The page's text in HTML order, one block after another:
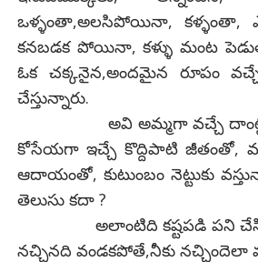
ఒళ్ళంతా,అలసిపోయినా, కళ్ళంతా,
కనబడక పోయినా, కళ్ళు మంట
ఓక చక్కనైన,అందమైన రూపం
చేస్తున్నారు.
అవి అమ్మగా వచ్చే దాంట్లో,
కోసేయగా ఇచ్చే కొద్దిపాటి జీతంతో,
ఆదాయంతో, కుటుంబం నెట్టుకు
తెలుసు కదా ?
అలాంటిది కష్టపడి పని చేసి
నచ్చినది వండకపోతే,నీకు నచ్చిందెలా